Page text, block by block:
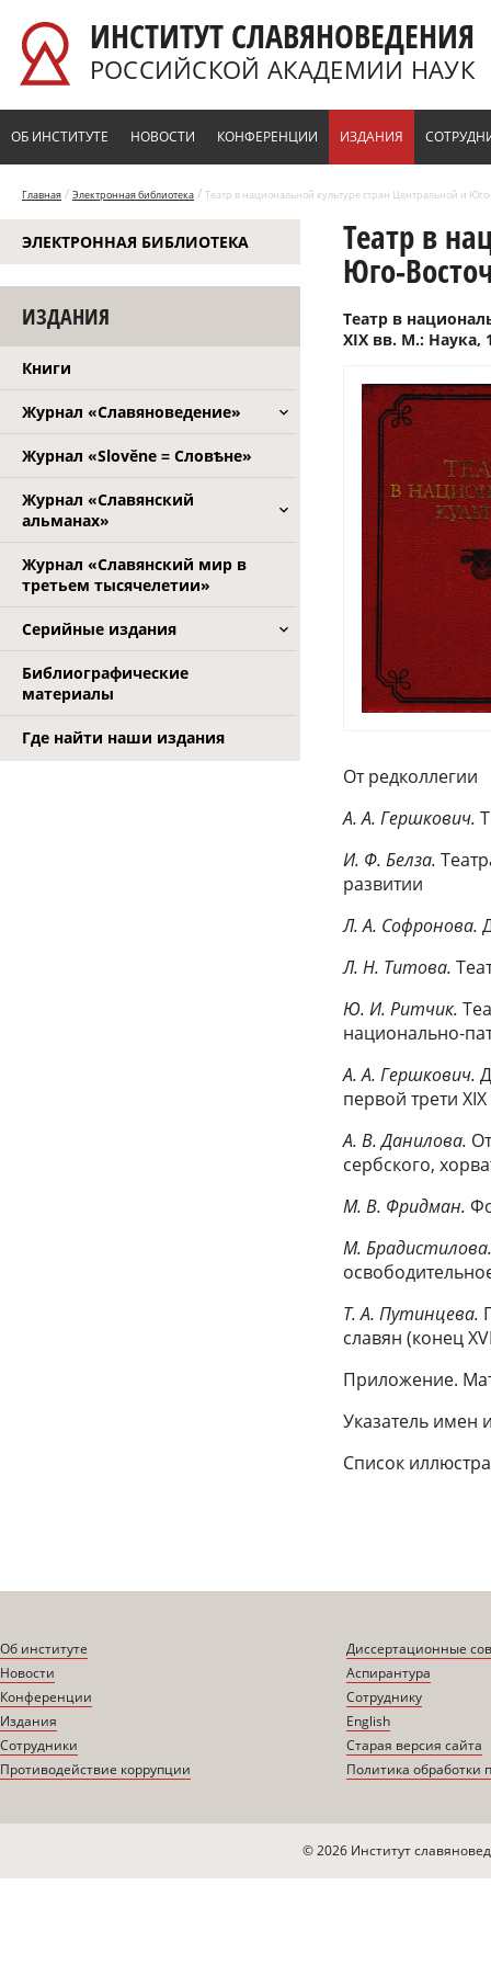
ИНСТИТУТ СЛАВЯНОВЕДЕНИЯ
РОССИЙСКОЙ АКАДЕМИИ НАУК
ОБ ИНСТИТУТЕ НОВОСТИ КОНФЕРЕНЦИИ ИЗДАНИЯ
Главная / Электронная библиотека / Театр в национальной культуре стран Центральной и
ЭЛЕКТРОННАЯ БИБЛИОТЕКА
ИЗДАНИЯ
Книги
Журнал «Славяноведение»
Журнал «Slověne = Словѣне»
Журнал «Славянский
альманах»
Журнал «Славянский мир в
третьем тысячелетии»
Серийные издания
Библиографические
материалы
Где найти наши издания
Театр в
Юго-
Театр в
XIX вв. М.: Наука,
От редколлегии
А. А. Гершкович.
И. Ф. Белза.
развитии
Л. А. Софронова.
Л. Н. Титова.
Ю. И. Ритчик.
национально-
А. А. Гершкович.
первой трети XIX
А. В. Данилова.
сербского,
М. В. Фридман.
М.
Т. А. Путинцева.
славян (конец
Приложение.
Указатель имен
Список
Об институте
Новости
Конференции
Издания
Сотрудники
Противодействие коррупции
Диссертационные
Аспирантура
Сотруднику
English
Старая версия сайта
Политика обработки
© 2026 Институт